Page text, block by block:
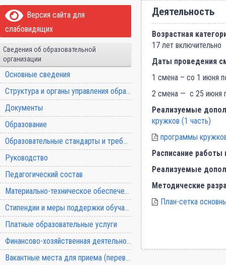
Версия сайта для
слабовидящих
Сведения об образовательной
организации
Основные сведения
Структура и органы управления образовательной организацией
Документы
Образование
Образовательные стандарты и требования
Руководство
Педагогический состав
Материально-техническое обеспечение и оснащенность образовательного процесса
Стипендии и меры поддержки обучающихся
Платные образовательные услуги
Финансово-хозяйственная деятельность
Вакантные места для приема (перевода) обучающихся
Деятельность
Возрастная
17 лет включительно
Даты проведения
1 смена – со 1 июня
2 смена — с 25 июня
Реализуемые
кружков (1 часть)
программы
Расписание
Реализуемые
Методические
План-сетка